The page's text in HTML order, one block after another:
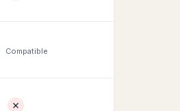
Compatible